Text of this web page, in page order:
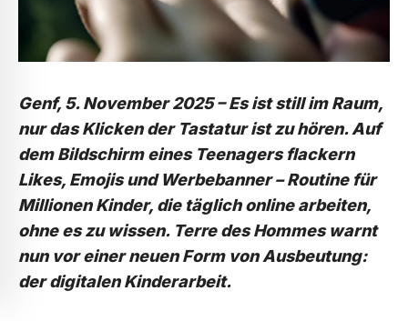
Genf, 5. November 2025 – Es ist still im Raum,
nur das Klicken der Tastatur ist zu hören. Auf
dem Bildschirm eines Teenagers flackern
Likes, Emojis und Werbebanner – Routine für
Millionen Kinder, die täglich online arbeiten,
ohne es zu wissen. Terre des Hommes warnt
nun vor einer neuen Form von Ausbeutung:
der digitalen Kinderarbeit.